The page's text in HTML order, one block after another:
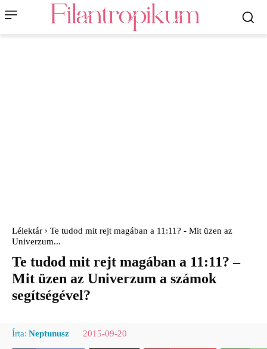
Lélektár
Te tudod mit rejt magában a 11:11? - Mit üzen az
Univerzum...
Te tudod mit rejt magában a 11:11? –
Mit üzen az Univerzum a számok
segítségével?
Írta: Neptunusz 2015-09-20